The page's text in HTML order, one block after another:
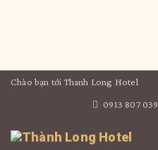
Chào bạn tới Thanh Long Hotel
0913 807 039